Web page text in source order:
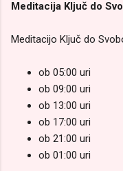
Meditacija Ključ do
Meditacijo Ključ do
ob 05:00 uri
ob 09:00 uri
ob 13:00 uri
ob 17:00 uri
ob 21:00 uri
ob 01:00 uri